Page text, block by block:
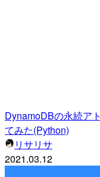
DynamoDBの永続ア
てみた(Python)
リサリサ
2021.03.12